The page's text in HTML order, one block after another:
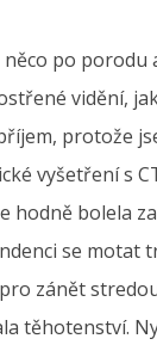
po
vidění,
protože
vyšetření s
hodně bolela
se motat
zánět
těhotenství.